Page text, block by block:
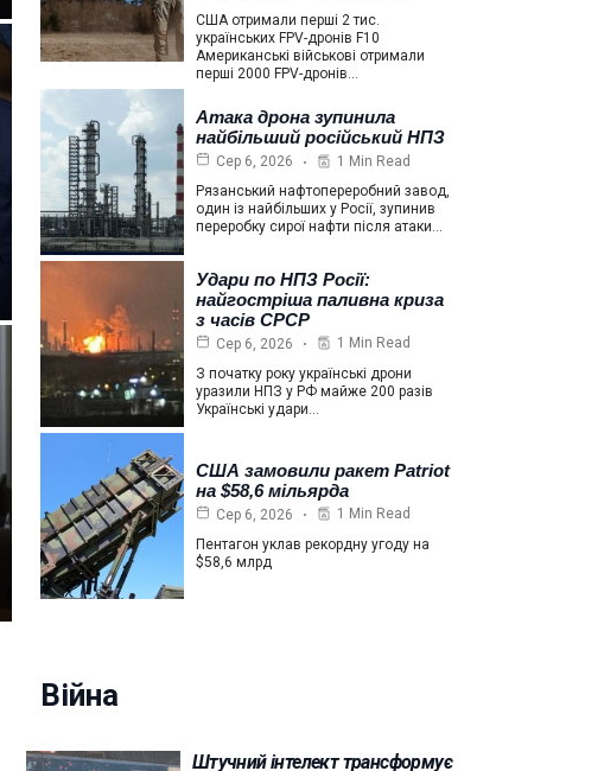
США отримали перші 2 тис.
українських FPV-дронів F10
Американські військові отримали
перші 2000 FPV-дронів…
Атака дрона зупинила
найбільший російський НПЗ
Сер 6, 2026
1 Min Read
Рязанський нафтопереробний завод,
один із найбільших у Росії, зупинив
переробку сирої нафти після атаки…
Удари по НПЗ Росії:
найгостріша паливна криза
з часів СРСР
Сер 6, 2026
1 Min Read
З початку року українські дрони
уразили НПЗ у РФ майже 200 разів
Українські удари…
США замовили ракет Patriot
на $58,6 мільярда
Сер 6, 2026
1 Min Read
Пентагон уклав рекордну угоду на
$58,6 млрд
Війна
Штучний інтелект трансформує